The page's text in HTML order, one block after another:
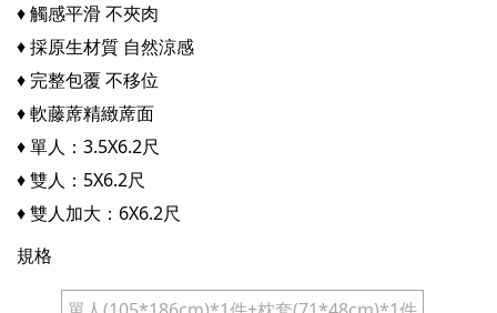
♦ 觸感平滑 不夾肉
♦ 採原生材質 自然涼感
♦ 完整包覆 不移位
♦ 軟藤蓆精緻蓆面
♦ 單人：3.5X6.2尺
♦ 雙人：5X6.2尺
♦ 雙人加大：6X6.2尺
規格